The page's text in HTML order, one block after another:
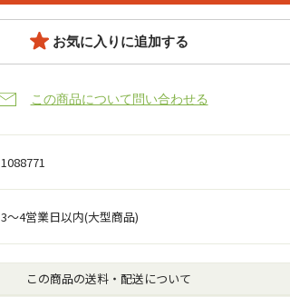
お気に入りに追加する
この商品について問い合わせる
1088771
3～4営業日以内(大型商品)
この商品の送料・配送について